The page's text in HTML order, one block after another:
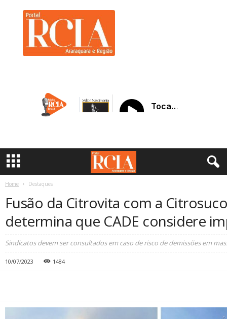
a
Home Destaques
Fusão da Citrovita com a
determina que CADE considere
Sindicatos devem ser consultados em caso de risco de demissões em
10/07/2023 1484